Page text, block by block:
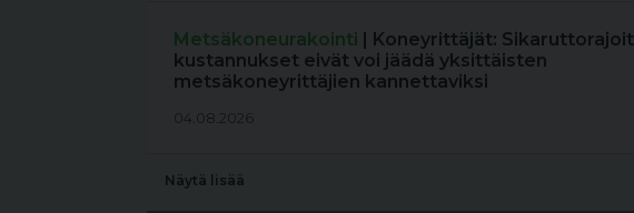
Metsäkoneurakointi | Koneyrittäjät:
kustannukset eivät voi jäädä yksittäisten
metsäkoneyrittäjien kannettaviksi
04.08.2026
Näytä lisää